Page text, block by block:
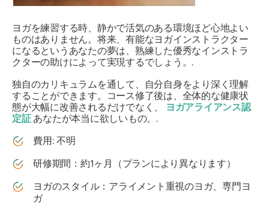
ヨガを練習する時、静かで活気のある環境ほど心地よい
ものはありません。将来、有能なヨガインストラクター
になるというあなたの夢は、熟練した優秀なインストラ
クターの助けによって実現するでしょう。.
独自のカリキュラムを通して、自分自身をより深く理解
することができます。コース修了後は、全体的な健康状
態が大幅に改善されるだけでなく、
ヨガアライアンス認
定証あなたが本当に欲しいもの。.
費用: 不明
研修期間：約1ヶ月（プランにより異なります）
ヨガのスタイル：アライメント重視のヨガ、専門ヨ
ガ